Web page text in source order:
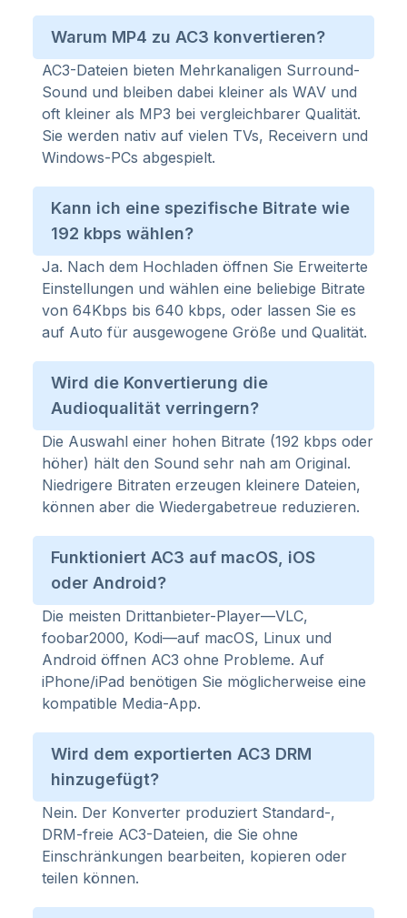
Warum MP4 zu AC3 konvertieren?
AC3-Dateien bieten Mehrkanaligen Surround-
Sound und bleiben dabei kleiner als WAV und
oft kleiner als MP3 bei vergleichbarer Qualität.
Sie werden nativ auf vielen TVs, Receivern und
Windows-PCs abgespielt.
Kann ich eine spezifische Bitrate wie
192 kbps wählen?
Ja. Nach dem Hochladen öffnen Sie Erweiterte
Einstellungen und wählen eine beliebige Bitrate
von 64Kbps bis 640 kbps, oder lassen Sie es
auf Auto für ausgewogene Größe und Qualität.
Wird die Konvertierung die
Audioqualität verringern?
Die Auswahl einer hohen Bitrate (192 kbps oder
höher) hält den Sound sehr nah am Original.
Niedrigere Bitraten erzeugen kleinere Dateien,
können aber die Wiedergabetreue reduzieren.
Funktioniert AC3 auf macOS, iOS
oder Android?
Die meisten Drittanbieter-Player—VLC,
foobar2000, Kodi—auf macOS, Linux und
Android öffnen AC3 ohne Probleme. Auf
iPhone/iPad benötigen Sie möglicherweise eine
kompatible Media-App.
Wird dem exportierten AC3 DRM
hinzugefügt?
Nein. Der Konverter produziert Standard-,
DRM-freie AC3-Dateien, die Sie ohne
Einschränkungen bearbeiten, kopieren oder
teilen können.